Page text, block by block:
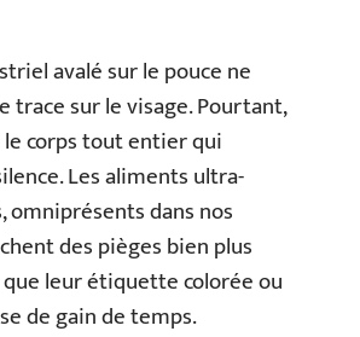
avalé sur le pouce ne
trace sur le visage. Pourtant,
le corps tout entier qui
Les aliments ultra-
omniprésents dans nos
des pièges bien plus
leur étiquette colorée ou
de gain de temps.